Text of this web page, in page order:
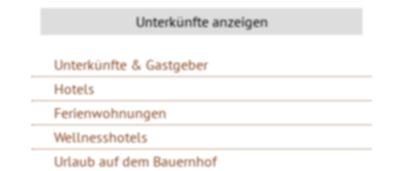
Unterkünfte & Gastgeber
Hotels
Ferienwohnungen
Wellnesshotels
Urlaub auf dem Bauernhof